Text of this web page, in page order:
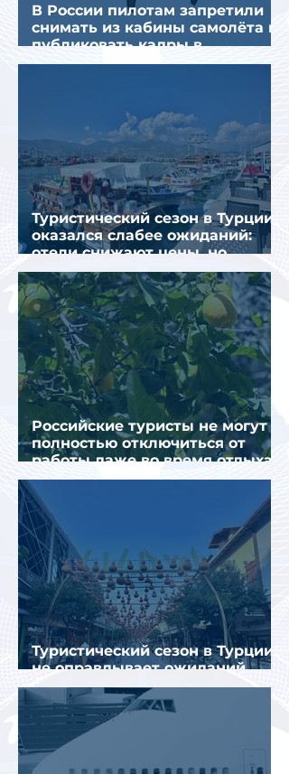
В России пилотам запретили
снимать из кабины самолёта и
публиковать кадры в
интернете
Туристический сезон в Турции
оказался слабее ожиданий:
отели снижают цены, но
загрузка остается низкой
Российские туристы не могут
полностью отключиться от
работы даже во время отдыха
в Турции
Туристический сезон в Турции
не оправдывает ожиданий
отрасли